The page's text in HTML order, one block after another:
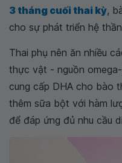
3 tháng cuối thai kỳ,
cho sự phát triển hệ
Thai phụ nên ăn nhiều
thực vật - nguồn
cung cấp DHA cho bào
thêm sữa bột với hàm
để đáp ứng đủ nhu cầu